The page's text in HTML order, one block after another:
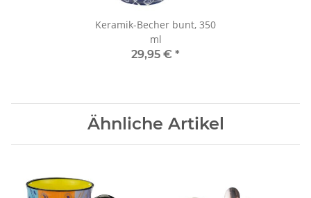
Keramik-Becher bunt, 350
ml
29,95 € *
Ähnliche Artikel